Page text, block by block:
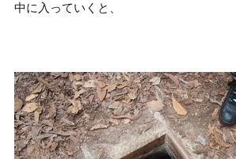
中に入っていくと、